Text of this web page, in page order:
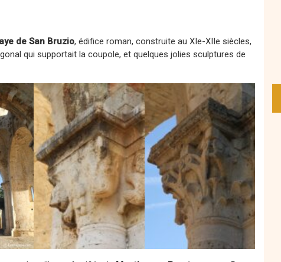
de San Bruzio, édifice roman, construite au XIe-XIIe siècles,
qui supportait la coupole, et quelques jolies sculptures de